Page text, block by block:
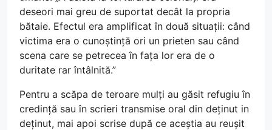
deseori mai greu de suportat decât la propria
bătaie. Efectul era amplificat în două situații: când
victima era o cunoștință ori un prieten sau când
scena care se petrecea în fața lor era de o
duritate rar întâlnită.”
Pentru a scăpa de teroare mulți au găsit refugiu în
credință sau în scrieri transmise oral din deținut in
deținut, mai apoi scrise după ce aceștia au reușit